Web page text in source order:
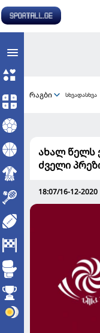
რაგბი სხვადასხვა
ახალ წელს
ძველი
18:07/16-12-2020